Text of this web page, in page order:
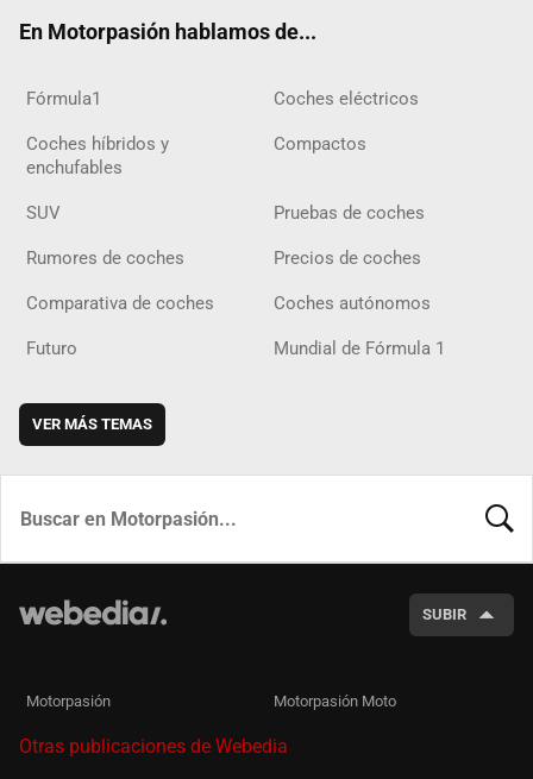
En Motorpasión hablamos de...
Fórmula1 Coches eléctricos
Coches híbridos y
enchufables
Compactos
SUV Pruebas de coches
Rumores de coches Precios de coches
Comparativa de coches Coches autónomos
Futuro Mundial de Fórmula 1
VER MÁS TEMAS
SUBIR
Motorpasión Motorpasión Moto
Otras publicaciones de Webedia